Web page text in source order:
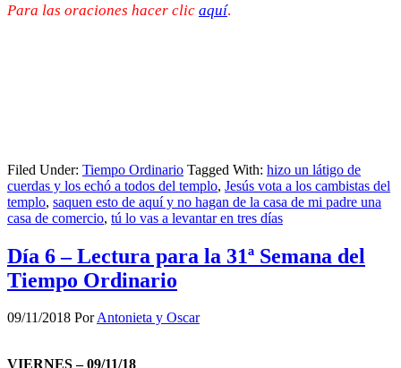
Para las oraciones hacer clic aquí.
Filed Under: Tiempo Ordinario Tagged With: hizo un látigo de
cuerdas y los echó a todos del templo, Jesús vota a los cambistas del
templo, saquen esto de aquí y no hagan de la casa de mi padre una
casa de comercio, tú lo vas a levantar en tres días
Día 6 – Lectura para la 31ª Semana del
Tiempo Ordinario
09/11/2018 PorAntonieta y Oscar
VIERNES – 09/11/18